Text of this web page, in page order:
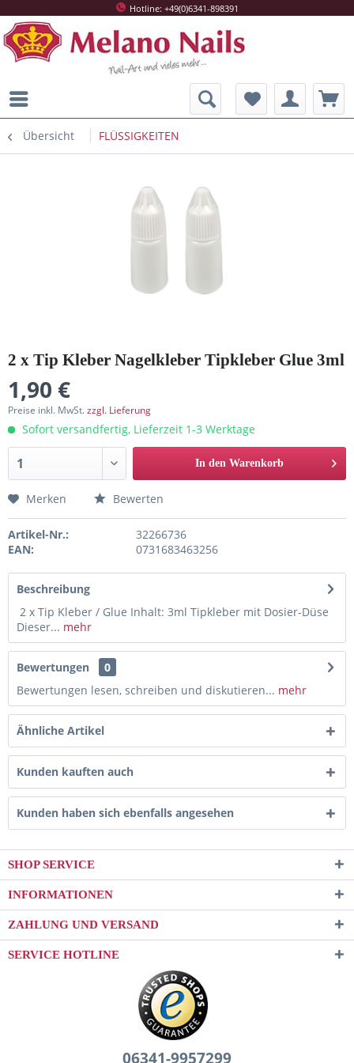
Hotline: +49(0)6341-898391
Übersicht FLÜSSIGKEITEN
2 x Tip Kleber Nagelkleber Tipkleber Glue 3ml
1,90 €
Preise inkl. MwSt.zzgl. Lieferung
Sofort versandfertig, Lieferzeit 1-3 Werktage
In den Warenkorb
Merken Bewerten
Artikel-Nr.:
32266736
EAN:
0731683463256
Beschreibung
2 x Tip Kleber / Glue Inhalt: 3ml Tipkleber mit Dosier-Düse
Dieser... mehr
Bewertungen
0
Bewertungen lesen, schreiben und diskutieren... mehr
Ähnliche Artikel
Kunden kauften auch
Kunden haben sich ebenfalls angesehen
SHOP SERVICE
INFORMATIONEN
ZAHLUNG UND VERSAND
SERVICE HOTLINE
06341-9957299